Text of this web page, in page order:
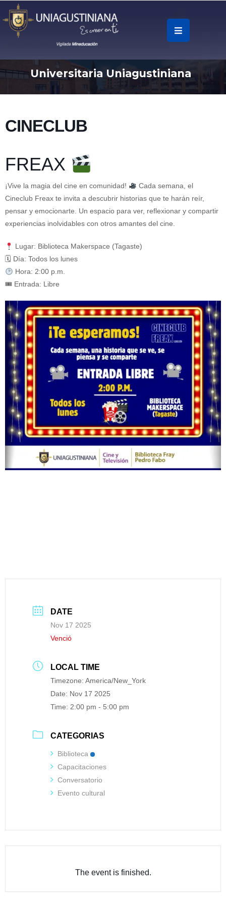
Accesos
Universidad
Oferta
Académica
Educación
Continua
Investigaciones
Universitaria
Noticias
Universitaria Uniagustiniana
CINECLUB
FREAX
¡Vive la magia del cine en comunidad!
Cada semana, el
Cineclub Freax te invita a descubrir historias que te harán reír,
pensar y emocionarte. Un espacio para ver, reflexionar y compartir
experiencias inolvidables con otros amantes del cine.
Lugar: Biblioteca Makerspace (Tagaste)
🗓 Día: Todos los lunes
Hora: 2:00 p.m.
🎟 Entrada: Libre
DATE
Nov 17 2025
Venció
LOCAL TIME
Timezone: America/New_York
Date: Nov 17 2025
Time: 2:00 pm - 5:00 pm
CATEGORIAS
Biblioteca
Capacitaciones
Conversatorio
Evento cultural
The event is finished.